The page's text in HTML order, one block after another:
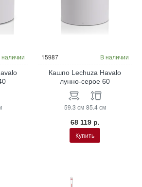
наличии 15987 В наличии
Кашпо Lechuza Havalo
лунно-серое 60
59.3 см 85.4 см
68 119 р.
Купить